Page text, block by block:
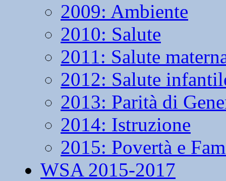
2009: Ambiente
2010: Salute
2011: Salute
2012: Salute
2013: Parità di
2014: Istruzione
2015: Povertà e
WSA 2015-2017